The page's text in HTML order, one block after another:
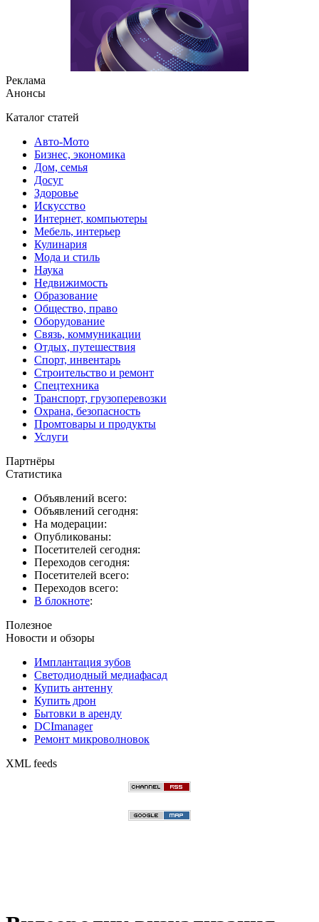
Реклама
Анонсы
Каталог статей
Авто-Мото
Бизнес, экономика
Дом, семья
Досуг
Здоровье
Искусство
Интернет, компьютеры
Мебель, интерьер
Кулинария
Мода и стиль
Наука
Недвижимость
Образование
Общество, право
Оборудование
Связь, коммуникации
Отдых, путешествия
Спорт, инвентарь
Строительство и ремонт
Спецтехника
Транспорт, грузоперевозки
Охрана, безопасность
Промтовары и продукты
Услуги
Партнёры
Статистика
Объявлений всего:
Объявлений сегодня:
На модерации:
Опубликованы:
Посетителей сегодня:
Переходов сегодня:
Посетителей всего:
Переходов всего:
В блокноте:
Полезное
Новости и обзоры
Имплантация зубов
Светодиодный медиафасад
Купить антенну
Купить дрон
Бытовки в аренду
DCImanager
Ремонт микроволновок
XML feeds